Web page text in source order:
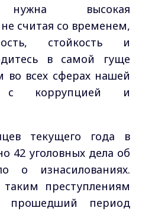
нужна высокая
считая со временем,
стойкость и
в самой гуще
всех сферах нашей
с коррупцией и
текущего года в
42 уголовных дела об
о изнасилованиях.
преступлениям
прошедший период